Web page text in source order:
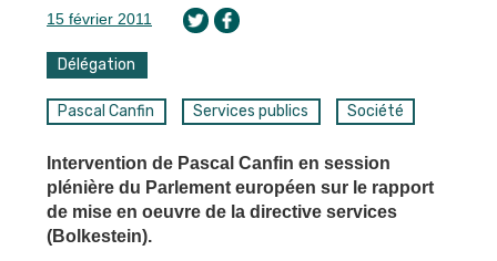
15 février 2011
Délégation
Pascal Canfin Services publics Société
Intervention de Pascal Canfin en session
plénière du Parlement européen sur le rapport
de mise en oeuvre de la directive services
(Bolkestein).